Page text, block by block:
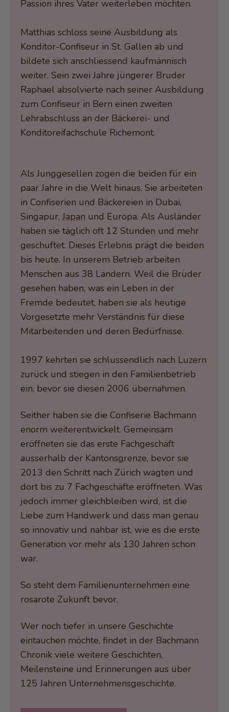
Passion ihres Vater weiterleben möchten.
Matthias schloss seine Ausbildung als
Konditor-Confiseur in St. Gallen ab und
bildete sich anschliessend kaufmännisch
weiter. Sein zwei Jahre jüngerer Bruder
Raphael absolvierte nach seiner Ausbildung
zum Confiseur in Bern einen zweiten
Lehrabschluss an der Bäckerei- und
Konditoreifachschule Richemont.
Als Junggesellen zogen die beiden für ein
paar Jahre in die Welt hinaus. Sie arbeiteten
in Confiserien und Bäckereien in Dubai,
Singapur, Japan und Europa. Als Ausländer
haben sie täglich oft 12 Stunden und mehr
geschuftet. Dieses Erlebnis prägt die beiden
bis heute. In unserem Betrieb arbeiten
Menschen aus 38 Ländern. Weil die Brüder
gesehen haben, was ein Leben in der
Fremde bedeutet, haben sie als heutige
Vorgesetzte mehr Verständnis für diese
Mitarbeitenden und deren Bedürfnisse.
1997 kehrten sie schlussendlich nach Luzern
zurück und stiegen in den Familienbetrieb
ein, bevor sie diesen 2006 übernahmen.
Seither haben sie die Confiserie Bachmann
enorm weiterentwickelt. Gemeinsam
eröffneten sie das erste Fachgeschäft
ausserhalb der Kantonsgrenze, bevor sie
2013 den Schritt nach Zürich wagten und
dort bis zu 7 Fachgeschäfte eröffneten. Was
jedoch immer gleichbleiben wird, ist die
Liebe zum Handwerk und dass man genau
so innovativ und nahbar ist, wie es die erste
Generation vor mehr als 130 Jahren schon
war.
So steht dem Familienunternehmen eine
rosarote Zukunft bevor.
Wer noch tiefer in unsere Geschichte
eintauchen möchte, findet in der Bachmann
Chronik viele weitere Geschichten,
Meilensteine und Erinnerungen aus über
125 Jahren Unternehmensgeschichte.